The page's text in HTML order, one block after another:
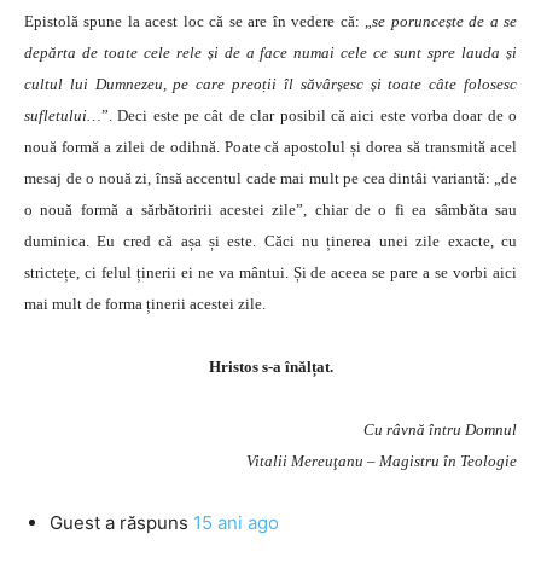
Epistolă spune la acest loc că se are în vedere că: „se poruncește de a se
depărta de toate cele rele și de a face numai cele ce sunt spre lauda și
cultul lui Dumnezeu, pe care preoții îl săvârșesc și toate câte folosesc
sufletului…”. Deci este pe cât de clar posibil că aici este vorba doar de o
nouă formă a zilei de odihnă. Poate că apostolul și dorea să transmită acel
mesaj de o nouă zi, însă accentul cade mai mult pe cea dintâi variantă: „de
o nouă formă a sărbătoririi acestei zile”, chiar de o fi ea sâmbăta sau
duminica. Eu cred că așa și este. Căci nu ținerea unei zile exacte, cu
strictețe, ci felul ținerii ei ne va mântui. Și de aceea se pare a se vorbi aici
mai mult de forma ținerii acestei zile.
Hristos s-a înălțat.
Cu râvnă întru Domnul
Vitalii Mereuţanu – Magistru în Teologie
Guest a răspuns 15 ani ago